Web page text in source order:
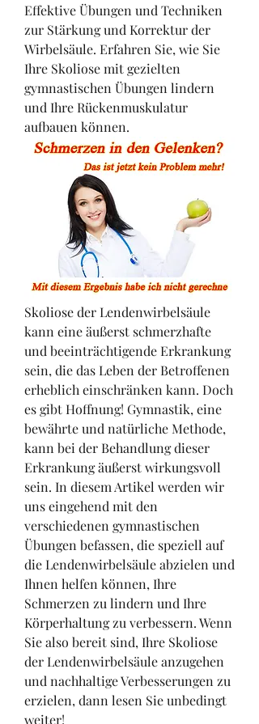
Effektive Übungen und Techniken
zur Stärkung und Korrektur der
Wirbelsäule. Erfahren Sie, wie Sie
Ihre Skoliose mit gezielten
gymnastischen Übungen lindern
und Ihre Rückenmuskulatur
aufbauen können.
Skoliose der Lendenwirbelsäule
kann eine äußerst schmerzhafte
und beeinträchtigende Erkrankung
sein, die das Leben der Betroffenen
erheblich einschränken kann. Doch
es gibt Hoffnung! Gymnastik, eine
bewährte und natürliche Methode,
kann bei der Behandlung dieser
Erkrankung äußerst wirkungsvoll
sein. In diesem Artikel werden wir
uns eingehend mit den
verschiedenen gymnastischen
Übungen befassen, die speziell auf
die Lendenwirbelsäule abzielen und
Ihnen helfen können, Ihre
Schmerzen zu lindern und Ihre
Körperhaltung zu verbessern. Wenn
Sie also bereit sind, Ihre Skoliose
der Lendenwirbelsäule anzugehen
und nachhaltige Verbesserungen zu
erzielen, dann lesen Sie unbedingt
weiter!